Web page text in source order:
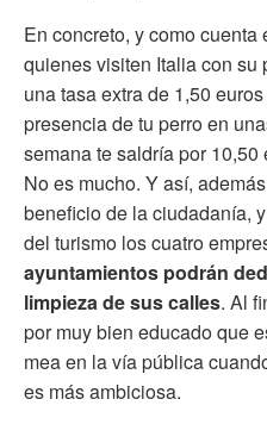
En concreto, y como cuenta
quienes visiten Italia con su
una tasa extra de 1,50
presencia de tu perro en
semana te saldría por
No es mucho. Y así,
beneficio de la ciudadanía,
del turismo los cuatro
ayuntamientos podrán
limpieza de sus calles. Al
por muy bien educado que
mea en la vía pública
es más ambiciosa.